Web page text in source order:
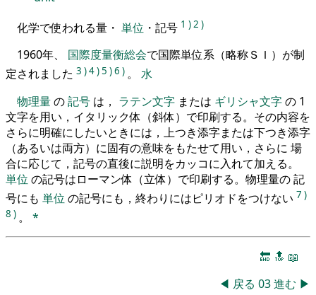
化学で使われる量・ 単位 ・記号 1 )2 )
1960年、 国際度量衡総会で国際単位系（略称ＳＩ）が制
定されました 3 )4)5 )6 ) 。 水
物理量の記号 は， ラテン文字 または ギリシャ文字の 1
文字を用い，イタリック体（斜体）で印刷する。その内容を
さらに明確にしたいときには，上つき添字または下つき添字
（あるいは両方）に固有の意味をもたせて用い，さらに 場
合に応じて，記号の直後に説明をカッコに入れて加える。
単位 の記号はローマン体（立体）で印刷する。物理量の 記
号にも 単位 の記号にも，終わりにはピリオドをつけない 7 )
8 ) 。 *
🔚 🔝 📖
◀ 戻る 03進む ▶